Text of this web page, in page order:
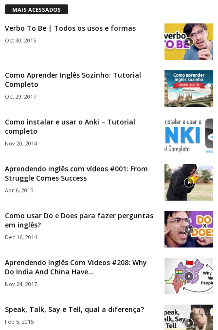
MAIS ACESSADOS
Verbo To Be | Todos os usos e formas
Oct 30, 2015
Como Aprender Inglês Sozinho: Tutorial
Completo
Oct 29, 2017
Como instalar e usar o Anki – Tutorial
completo
Nov 20, 2014
Aprendendo inglês com vídeos #001: From
Struggle Comes Success
Apr 6, 2015
Como usar Do e Does para fazer perguntas
em inglês?
Dec 16, 2014
Aprendendo Inglês Com Vídeos #208: Why
Do India And China Have...
Nov 24, 2017
Speak, Talk, Say e Tell, qual a diferença?
Feb 5, 2015